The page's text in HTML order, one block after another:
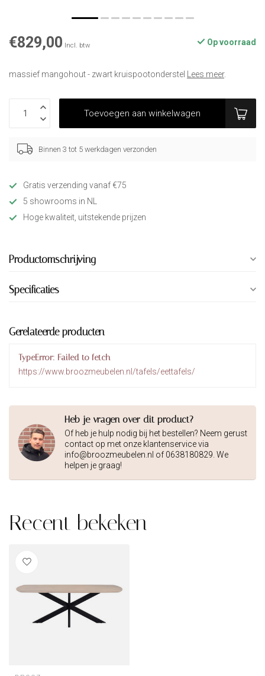
€829,00 Incl. btw Op voorraad
massief mangohout - zwart kruispootonderstel Lees meer.
Toevoegen aan winkelwagen
Binnen 3 tot 5 werkdagen verzonden
Gratis verzending vanaf €75
5 showrooms in NL
Hoge kwaliteit, uitstekende prijzen
Productomschrijving
Specificaties
Gerelateerde producten
TypeError: Failed to fetch
https://www.broozmeubelen.nl/tafels/eettafels/
Heb je vragen over dit product?
Of heb je hulp nodig bij het bestellen? Neem gerust
contact op met onze klantenservice via
info@broozmeubelen.nl of 0638180829. We
helpen je graag!
Recent bekeken